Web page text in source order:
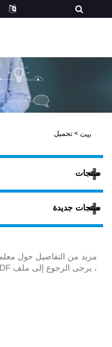
بيت > تحميل
منتجات
منتجات جديدة
مزيد من التفاصيل حول
، يرجى الرجوع إلى ملف PDF الخاص بنا ، أو الاتصال بنا مباشرة.